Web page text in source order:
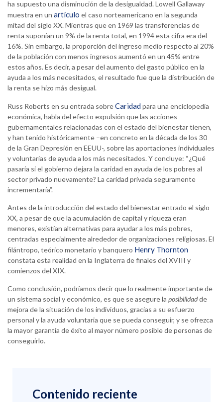
ha supuesto una disminución de la desigualdad. Lowell Gallaway
muestra en un artículo el caso norteamericano en la segunda
mitad del siglo XX. Mientras que en 1969 las transferencias de
renta suponían un 9% de la renta total, en 1994 esta cifra era del
16%. Sin embargo, la proporción del ingreso medio respecto al 20%
de la población con menos ingresos aumentó en un 45% entre
estos años. Es decir, a pesar del aumento del gasto público en la
ayuda a los más necesitados, el resultado fue que la distribución de
la renta se hizo más desigual.
Russ Roberts en su entrada sobreCaridad para una enciclopedia
económica, habla del efecto expulsión que las acciones
gubernamentales relacionadas con el estado del bienestar tienen,
y han tenido históricamente –en concreto en la década de los 30
de la Gran Depresión en EEUU-, sobre las aportaciones individuales
y voluntarias de ayuda a los más necesitados. Y concluye: “¿Qué
pasaría si el gobierno dejara la caridad en ayuda de los pobres al
sector privado nuevamente? La caridad privada seguramente
incrementaría”.
Antes de la introducción del estado del bienestar entrado el siglo
XX, a pesar de que la acumulación de capital y riqueza eran
menores, existían alternativas para ayudar a los más pobres,
centradas especialmente alrededor de organizaciones religiosas. El
filántropo, teórico monetario y banquero Henry Thornton
constata esta realidad en la Inglaterra de finales del XVIII y
comienzos del XIX.
Como conclusión, podríamos decir que lo realmente importante de
un sistema social y económico, es que se asegure la posibilidadde
mejora de la situación de los individuos, gracias a su esfuerzo
personal y la ayuda voluntaria que se pueda conseguir, y se ofrezca
la mayor garantía de éxito al mayor número posible de personas de
conseguirlo.
Contenido reciente